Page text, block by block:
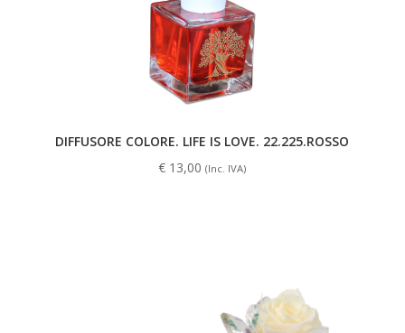
DIFFUSORE COLORE. LIFE IS LOVE. 22.225.ROSSO
€ 13,00 (Inc. IVA)